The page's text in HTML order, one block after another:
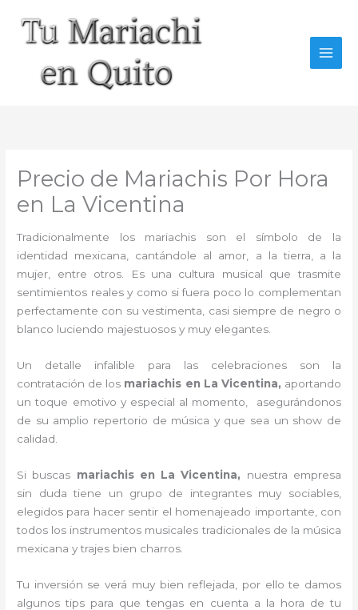
contenido
Precio de Mariachis Por Hora
en La Vicentina
Tradicionalmente los mariachis son el símbolo de la
identidad mexicana, cantándole al amor, a la tierra, a la
mujer, entre otros. Es una cultura musical que trasmite
sentimientos reales y como si fuera poco lo complementan
perfectamente con su vestimenta, casi siempre de negro o
blanco luciendo majestuosos y muy elegantes.
Un detalle infalible para las celebraciones son la
contratación de los mariachis en La Vicentina, aportando
un toque emotivo y especial al momento, asegurándonos
de su amplio repertorio de música y que sea un show de
calidad.
Si buscas mariachis en La Vicentina, nuestra empresa
sin duda tiene un grupo de integrantes muy sociables,
elegidos para hacer sentir el homenajeado importante, con
todos los instrumentos musicales tradicionales de la música
mexicana y trajes bien charros.
Tu inversión se verá muy bien reflejada, por ello te damos
algunos tips para que tengas en cuenta a la hora de tu